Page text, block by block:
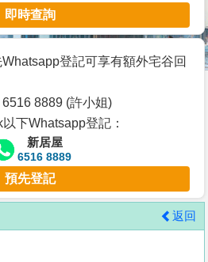
即時查詢
登記可享有額外宅谷回
6516 8889 (許小姐)
下Whatsapp登記：
新居屋
6516 8889
預先登記
返回